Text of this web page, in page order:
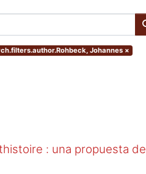
Johannes ×
: una propuesta de